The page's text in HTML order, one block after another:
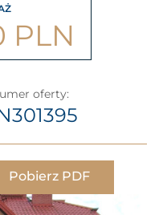
PLN
oferty:
Pobierz PDF